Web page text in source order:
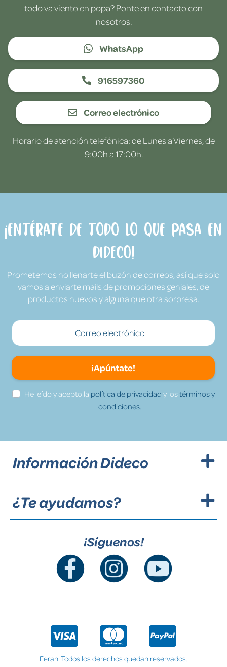
todo va viento en popa? Ponte en contacto con
nosotros.
WhatsApp
916597360
Correo electrónico
Horario de atención telefónica: de Lunes a Viernes, de
9:00h a 17:00h.
¡Entérate de todo lo que pasa en
Dideco!
Prometemos no llenarte el buzón de correos, así que solo
vamos a enviarte mails de promociones geniales, de
productos nuevos y alguna que otra sorpresa.
¡Apúntate!
He leído y acepto la política de privacidad y lostérminos y
condiciones.
Información Dideco
¿Te ayudamos?
¡Síguenos!
Feran. Todos los derechos quedan reservados.